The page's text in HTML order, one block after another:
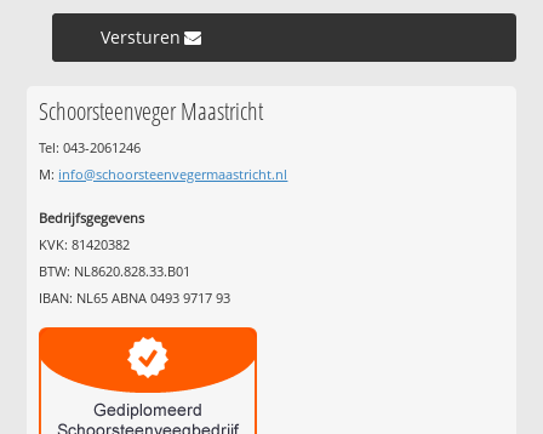
Versturen »
Schoorsteenveger Maastricht
Tel: 043-2061246
M: info@schoorsteenvegermaastricht.nl
Bedrijfsgegevens
KVK: 81420382
BTW: NL8620.828.33.B01
IBAN: NL65 ABNA 0493 9717 93